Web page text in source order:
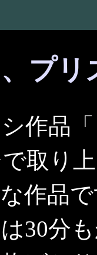
プリ
作品
で取り
作品
30分